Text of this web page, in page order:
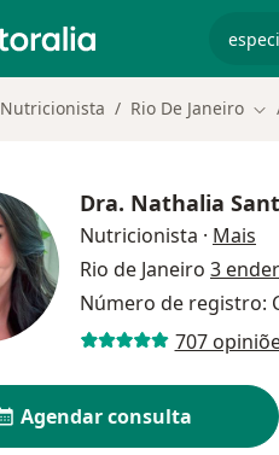
Nutricionista Rio De Janeiro
Dra. Nathalia
Nutricionista · Mais
Rio de Janeiro 3
Número de registro:
707
Agendar consulta